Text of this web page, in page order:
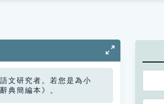
文研究者。若您是為小
典簡編本》。